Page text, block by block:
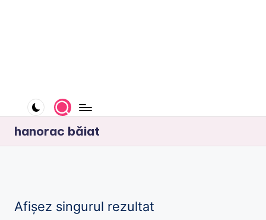
hanorac băiat
Afișez singurul rezultat